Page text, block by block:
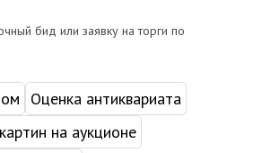
бид или заявку на торги по
Оценка антиквариата
на аукционе